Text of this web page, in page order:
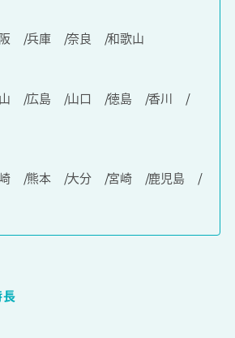
兵庫 奈良
和歌山
広島 山口 徳島
香川
熊本 大分 宮崎
鹿児島